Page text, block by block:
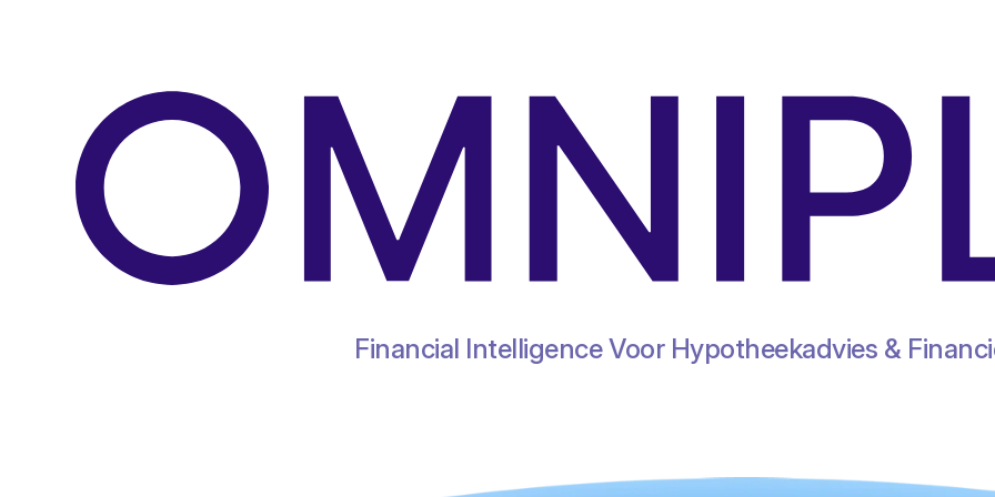
Financial Intelligence Voor Hypotheekadvies &